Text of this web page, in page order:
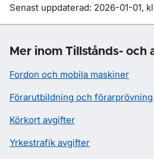
Om sidan
Senast uppdaterad: 2026-01-01, kl
Mer inom Tillstånds- och
Fordon och mobila maskiner
Förarutbildning och
Körkort avgifter
Yrkestrafik avgifter